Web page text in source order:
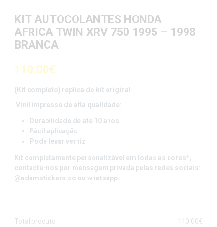
KIT AUTOCOLANTES HONDA
AFRICA TWIN XRV 750 1995 – 1998
BRANCA
110.00€
(Kit completo) réplica do kit original
Vinil impresso de alta qualidade:
Durabilidade de até 10 anos
Fácil aplicação
Pode levar verniz
Kit completamente personalizável em todas as cores*,
contacte-nos por mensagem privada pelas redes sociais:
@adamstickers.co ou whatsapp.
Total produto 110.00€